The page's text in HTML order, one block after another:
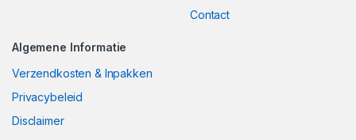
Contact
Algemene Informatie
Verzendkosten & Inpakken
Privacybeleid
Disclaimer